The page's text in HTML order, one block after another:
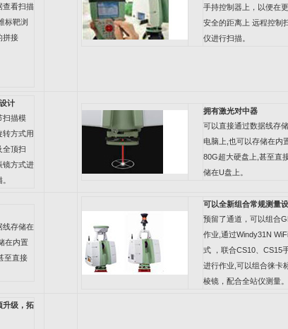
查看扫描
标靶浏
拼接
手持控制器上，以便在
安全的距离上 远程控制
仪进行扫描。
设计
扫描模
转方式用
全顶扫
镜方式进
拥有激光对中器
可以直接通过数据线存
电脑上 也可以存储在内
80G超大硬盘上 甚至直
储在U盘上。
线存储在
在内置
至直接
可以全新组合常规测量
预留了通道，可以组合
作业 通过Windy31N WiFi
式
，联合CS10 CS15
进行作业 可以组合徕卡
棱镜，配合全站仪测量。
升级，拓